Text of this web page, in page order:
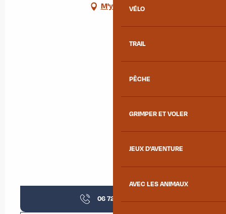
VÉLO
TRAIL
PÊCHE
GRIMPER ET VOLER
JEUX D'AVENTURE
AVEC LES ANIMAUX
M'y rendre
06 72 33 69